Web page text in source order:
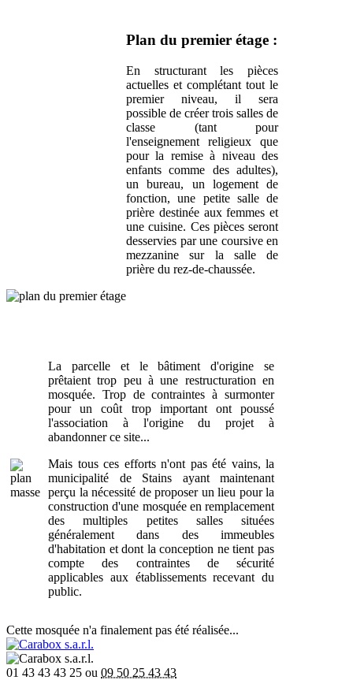
Plan du premier étage :
En structurant les pièces
actuelles et complétant tout le
premier niveau, il sera
possible de créer trois salles de
classe (tant pour
l'enseignement religieux que
pour la remise à niveau des
enfants comme des adultes),
un bureau, un logement de
fonction, une petite salle de
prière destinée aux femmes et
une cuisine. Ces pièces seront
desservies par une coursive en
mezzanine sur la salle de
prière du rez-de-chaussée.
La parcelle et le bâtiment d'origine se
prêtaient trop peu à une restructuration en
mosquée. Trop de contraintes à surmonter
pour un coût trop important ont poussé
l'association à l'origine du projet à
abandonner ce site...
Mais tous ces efforts n'ont pas été vains, la
municipalité de Stains ayant maintenant
perçu la nécessité de proposer un lieu pour la
construction d'une mosquée en remplacement
des multiples petites salles situées
généralement dans des immeubles
d'habitation et dont la conception ne tient pas
compte des contraintes de sécurité
applicables aux établissements recevant du
public.
Cette mosquée n'a finalement pas été réalisée...
01 43 43 43 25 ou 09 50 25 43 43